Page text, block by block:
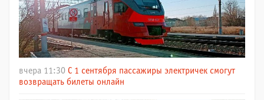
вчера 11:30 С 1 сентября пассажиры электричек смогут
возвращать билеты онлайн